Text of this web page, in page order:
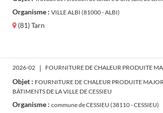
Organisme : VILLE ALBI (81000 - ALBI)
(81) Tarn
2026-02 |
Objet : FOURNITURE DE CHALEUR PRODUITE
BÂTIMENTS DE LA VILLE DE CESSIEU
Organisme : commune de CESSIEU (38110 - CESSIEU)